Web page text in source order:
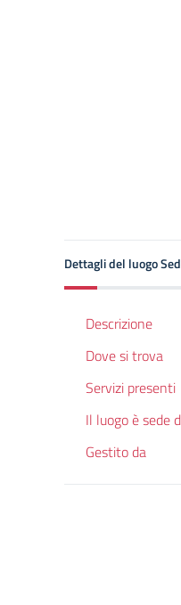
Dettagli del luogo
Descrizione
Dove si trova
Servizi presenti
Il luogo è sede
Gestito da